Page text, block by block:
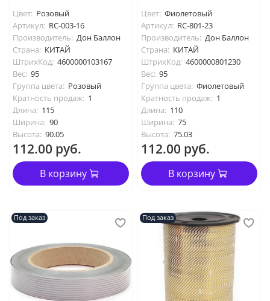
Цвет: Розовый
Артикул: RC-003-16
Производитель: Дон Баллон
Страна: КИТАЙ
ШтрихКод: 4600000103167
Вес: 95
Группа цвета: Розовый
Кратность продаж: 1
Длина: 115
Ширина: 90
Высота: 90.05
112.00 руб.
В корзину
Цвет: Фиолетовый
Артикул: RC-801-23
Производитель: Дон Баллон
Страна: КИТАЙ
ШтрихКод: 4600000801230
Вес: 95
Группа цвета: Фиолетовый
Кратность продаж: 1
Длина: 110
Ширина: 75
Высота: 75.03
112.00 руб.
В корзину
Под заказ Под заказ